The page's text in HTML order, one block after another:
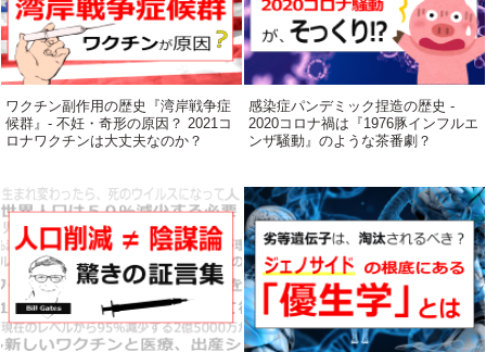
ワクチン副作用の歴史『湾岸戦争症
候群』- 不妊・奇形の原因？ 2021コ
ロナワクチンは大丈夫なのか？
感染症パンデミック捏造の歴史 -
2020コロナ禍は『1976豚インフルエ
ンザ騒動』のような茶番劇？